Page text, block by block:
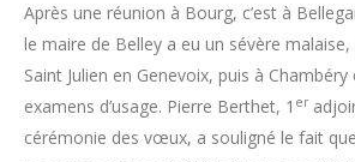
Après une réunion à Bourg, c’est à
le maire de Belley a eu un sévère
Saint Julien en Genevoix, puis à
examens d’usage. Pierre Berthet, 1 er
cérémonie des vœux, a souligné le fait